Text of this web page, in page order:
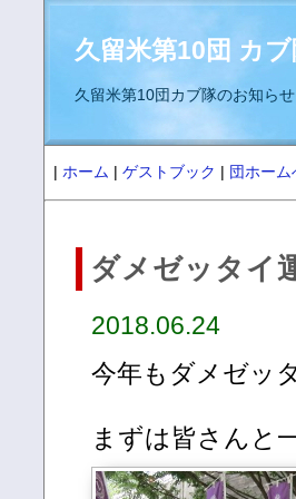
久留米第10団 カ
久留米第10団カブ隊のお知ら
| ホーム | ゲストブック | 団ホーム
ダメゼッタイ
2018.06.24
今年もダメゼッ
まずは皆さんと